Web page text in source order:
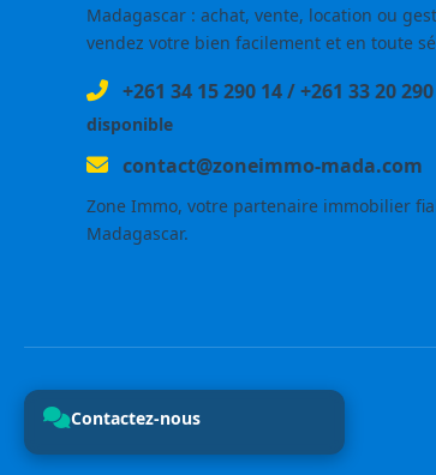
Madagascar : achat, vente, location ou
vendez votre bien facilement et en toute
+261 34 15 290 14/+261 33 20
disponible
contact@zoneimmo-mada.com
Zone Immo, votre partenaire immobilier
Madagascar.
Contactez-nous